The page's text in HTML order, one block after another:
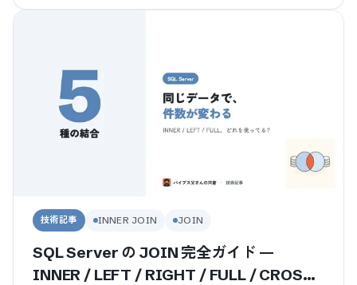
技術記事 INNER JOIN JOIN
SQL Server の JOIN 完全ガイド —
INNER / LEFT / RIGHT / FULL / CROSS